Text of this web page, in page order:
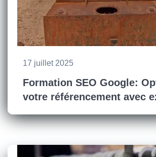
17 juillet 2025
Formation SEO Google:
votre référencement avec